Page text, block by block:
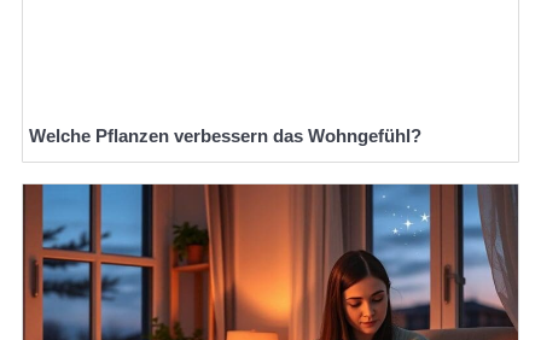
Welche Pflanzen verbessern das Wohngefühl?